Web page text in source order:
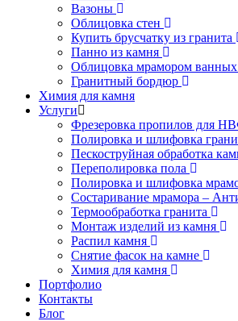
Вазоны
Облицовка стен
Купить брусчатку из гранита
Панно из камня
Облицовка мрамором ванных
Гранитный бордюр
Химия для камня
Услуги
Фрезеровка пропилов для
Полировка и шлифовка
Пескоструйная обработка
Переполировка пола
Полировка и шлифовка
Состаривание мрамора –
Термообработка гранита
Монтаж изделий из камня
Распил камня
Снятие фасок на камне
Химия для камня
Портфолио
Контакты
Блог